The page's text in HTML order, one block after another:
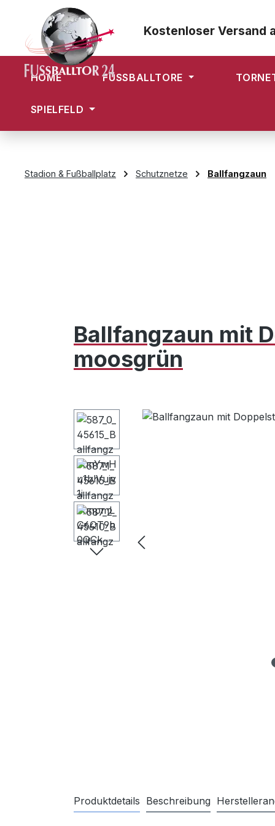
Hauptinhalt springen
Zur Suche springen
Zur Hauptnavigation springen
Kostenloser Versand
HOME FUSSBALLTORE
SPIELFELD
Stadion & Fußballplatz Schutznetze Ballfangzaun
Ballfangzaun mit
moosgrün
Bildergalerie überspringen
Produktdetails Beschreibung